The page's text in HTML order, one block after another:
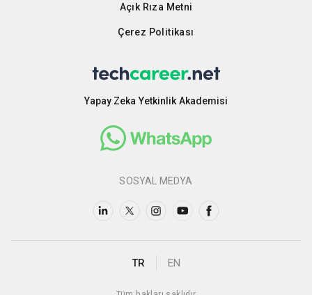
Açık Rıza Metni
Çerez Politikası
Yapay Zeka Yetkinlik Akademisi
SOSYAL MEDYA
TR EN